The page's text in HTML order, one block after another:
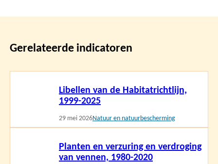
Gerelateerde indicatoren
Libellen van de Habitatrichtlijn,
1999-2025
29 mei 2026Natuur en natuurbescherming
Planten en verzuring en verdroging
van vennen, 1980-2020